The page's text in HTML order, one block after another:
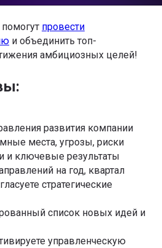
провести
и объединить топ-
амбициозных целей!
развития компании
места, угрозы, риски
и ключевые результаты
на год, квартал
стратегические
список новых идей и
управленческую
Product Lab